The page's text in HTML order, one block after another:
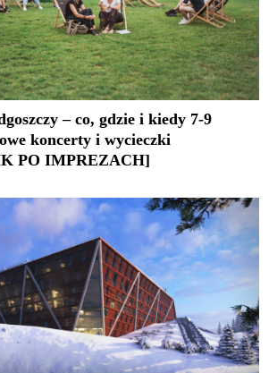
– co, gdzie i kiedy 7-9
koncerty i wycieczki
PO IMPREZACH]